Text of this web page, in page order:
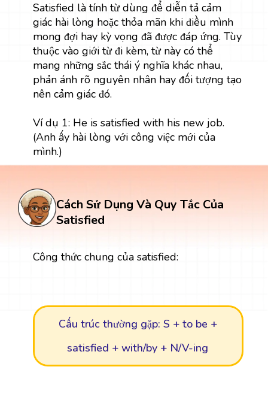
Satisfied là tính từ dùng để diễn tả cảm
giác hài lòng hoặc thỏa mãn khi điều mình
mong đợi hay kỳ vọng đã được đáp ứng. Tùy
thuộc vào giới từ đi kèm, từ này có thể
mang những sắc thái ý nghĩa khác nhau,
phản ánh rõ nguyên nhân hay đối tượng tạo
nên cảm giác đó.
Ví dụ 1: He is satisfied with his new job.
(Anh ấy hài lòng với công việc mới của
mình.)
Cách Sử Dụng Và Quy Tắc Của
Satisfied
Công thức chung của satisfied:
Cấu trúc thường gặp: S + to be +
satisfied + with/by + N/V-ing